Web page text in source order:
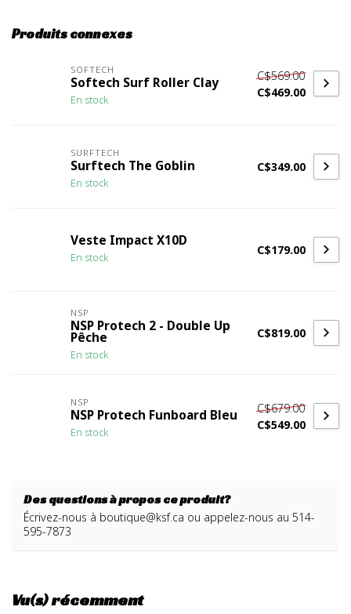
Produits connexes
SOFTECH
Softech Surf Roller Clay
En stock
C$569.00
C$469.00
SURFTECH
Surftech The Goblin
En stock
C$349.00
Veste Impact X10D
En stock
C$179.00
NSP
NSP Protech 2 - Double Up
Pêche
En stock
C$819.00
NSP
NSP Protech Funboard Bleu
En stock
C$679.00
C$549.00
Des questions à propos ce produit?
Écrivez-nous à boutique@ksf.ca ou appelez-nous au 514-
595-7873
Vu(s) récemment